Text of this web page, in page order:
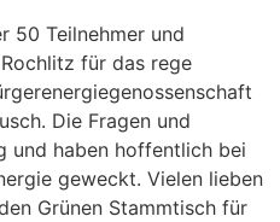
50 Teilnehmer und
für das rege
Die Fragen und
und haben hoffentlich bei
geweckt. Vielen lieben
Grünen Stammtisch für